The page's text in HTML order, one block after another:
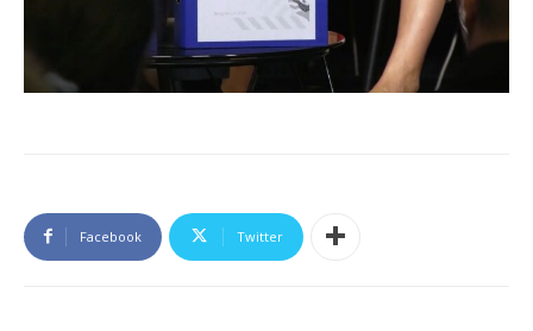
Facebook Twitter